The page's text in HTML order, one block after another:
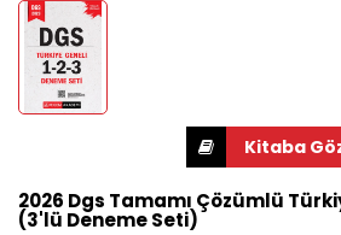
2026 Dgs Tamamı Çözümlü
(3'lü Deneme Seti)